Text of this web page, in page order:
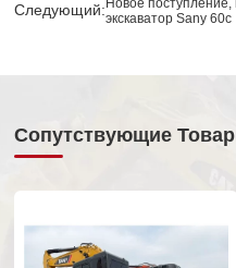
Следующий:Новое поступление,
экскаватор Sany 60c
Сопутствующие